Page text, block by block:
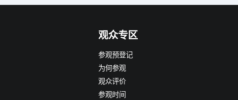
观众专区
参观预登记
为何参观
观众评价
参观时间